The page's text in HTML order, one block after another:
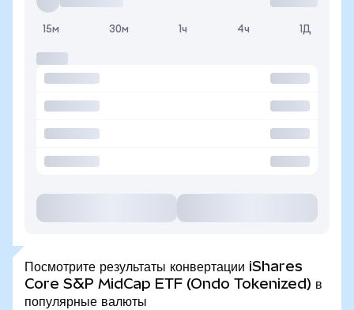
15м 30м 1ч 4ч 1Д
Посмотрите результаты конвертации iShares
Core S&P MidCap ETF (Ondo Tokenized) в
популярные валюты